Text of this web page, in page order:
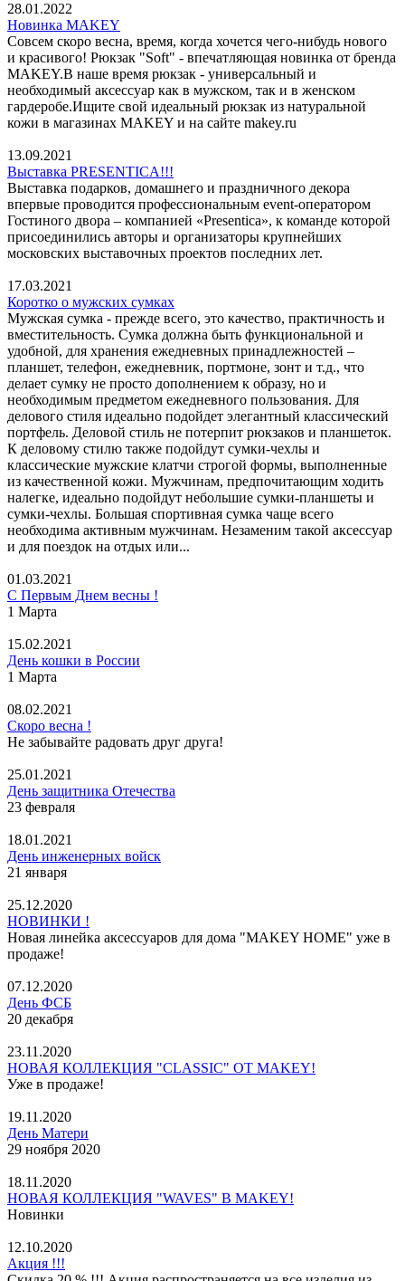
28.01.2022
Новинка MAKEY
Совсем скоро весна, время, когда хочется чего-нибудь нового
и красивого! Рюкзак "Soft" - впечатляющая новинка от бренда
MAKEY.В наше время рюкзак - универсальный и
необходимый аксессуар как в мужском, так и в женском
гардеробе.Ищите свой идеальный рюкзак из натуральной
кожи в магазинах MAKEY и на сайте makey.ru
13.09.2021
Выставка PRESENTICA!!!
Выставка подарков, домашнего и праздничного декора
впервые проводится профессиональным event-оператором
Гостиного двора – компанией «Presentica», к команде которой
присоединились авторы и организаторы крупнейших
московских выставочных проектов последних лет.
17.03.2021
Коротко о мужских сумках
Мужская сумка - прежде всего, это качество, практичность и
вместительность. Сумка должна быть функциональной и
удобной, для хранения ежедневных принадлежностей –
планшет, телефон, ежедневник, портмоне, зонт и т.д., что
делает сумку не просто дополнением к образу, но и
необходимым предметом ежедневного пользования. Для
делового стиля идеально подойдет элегантный классический
портфель. Деловой стиль не потерпит рюкзаков и планшеток.
К деловому стилю также подойдут сумки-чехлы и
классические мужские клатчи строгой формы, выполненные
из качественной кожи. Мужчинам, предпочитающим ходить
налегке, идеально подойдут небольшие сумки-планшеты и
сумки-чехлы. Большая спортивная сумка чаще всего
необходима активным мужчинам. Незаменим такой аксессуар
и для поездок на отдых или...
01.03.2021
С Первым Днем весны !
1 Марта
15.02.2021
День кошки в России
1 Марта
08.02.2021
Скоро весна !
Не забывайте радовать друг друга!
25.01.2021
День защитника Отечества
23 февраля
18.01.2021
День инженерных войск
21 января
25.12.2020
НОВИНКИ !
Новая линейка аксессуаров для дома "MAKEY HOME" уже в
продаже!
07.12.2020
День ФСБ
20 декабря
23.11.2020
НОВАЯ КОЛЛЕКЦИЯ "CLASSIC" ОТ MAKEY!
Уже в продаже!
19.11.2020
День Матери
29 ноября 2020
18.11.2020
НОВАЯ КОЛЛЕКЦИЯ "WAVES" В MAKEY!
Новинки
12.10.2020
Акция !!!